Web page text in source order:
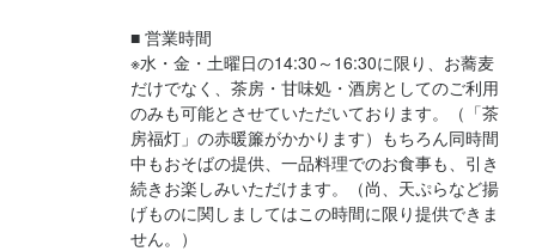
■ 営業時間
※水・金・土曜日の14:30～16:30に限り、お蕎麦
だけでなく、茶房・甘味処・酒房としてのご利用
のみも可能とさせていただいております。（「茶
房福灯」の赤暖簾がかかります）もちろん同時間
中もおそばの提供、一品料理でのお食事も、引き
続きお楽しみいただけます。（尚、天ぷらなど揚
げものに関しましてはこの時間に限り提供できま
せん。）